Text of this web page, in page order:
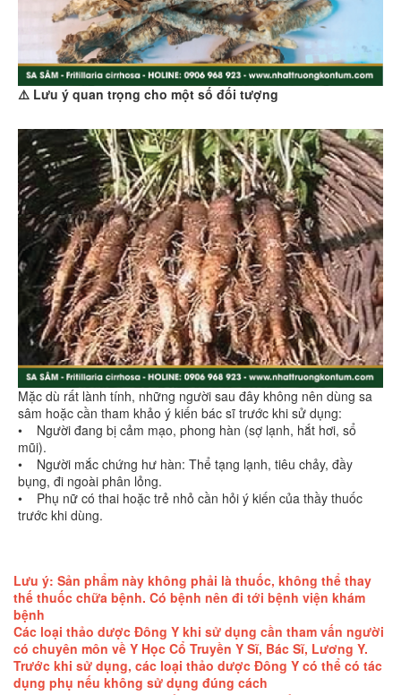
⚠️ Lưu ý quan trọng cho một số đối tượng
Mặc dù rất lành tính, những người sau đây không nên dùng sa
sâm hoặc cần tham khảo ý kiến bác sĩ trước khi sử dụng:
• Người đang bị cảm mạo, phong hàn (sợ lạnh, hắt hơi, sổ
mũi).
• Người mắc chứng hư hàn: Thể tạng lạnh, tiêu chảy, đầy
bụng, đi ngoài phân lỏng.
• Phụ nữ có thai hoặc trẻ nhỏ cần hỏi ý kiến của thầy thuốc
trước khi dùng.
Lưu ý: Sản phẩm này không phải là thuốc, không thể thay
thế thuốc chữa bệnh. Có bệnh nên đi tới bệnh viện khám
bệnh
Các loại thảo dược Đông Y khi sử dụng cần tham vấn người
có chuyên môn về Y Học Cổ Truyền Y Sĩ, Bác Sĩ, Lương Y.
Trước khi sử dụng, các loại thảo dược Đông Y có thể có tác
dụng phụ nếu không sử dụng đúng cách